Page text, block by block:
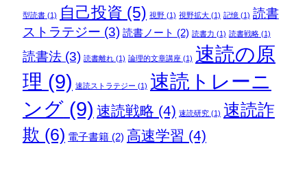
型読書(1) 自己投資 (5) 視野(1) 視野拡大(1) 記憶(1) 読書
ストラテジー (3) 読書ノート (2) 読書力 (1) 読書戦略(1)
読書法(3) 読書離れ(1) 論理的文章講座(1) 速読の原
理 (9) 速読ストラテジー (1) 速読トレーニ
ング(9) 速読戦略 (4) 速読研究(1) 速読詐
欺 (6) 電子書籍(2) 高速学習 (4)